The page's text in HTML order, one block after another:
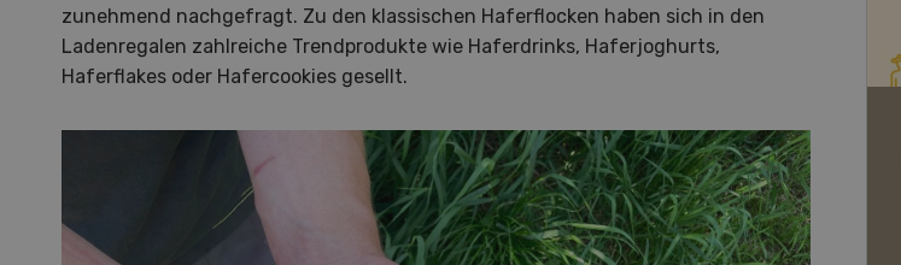
zunehmend nachgefragt. Zu den klassischen Haferflocken haben sich in den
Ladenregalen zahlreiche Trendprodukte wie Haferdrinks, Haferjoghurts,
Haferflakes oder Hafercookies gesellt.
Hof in neuer Hand Landwirtschaft im Klimawandel
Dossier Landwirtschaft im
Klimawandel